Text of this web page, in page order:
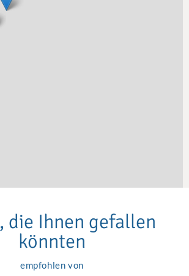
, die Ihnen gefallen
könnten
empfohlen von